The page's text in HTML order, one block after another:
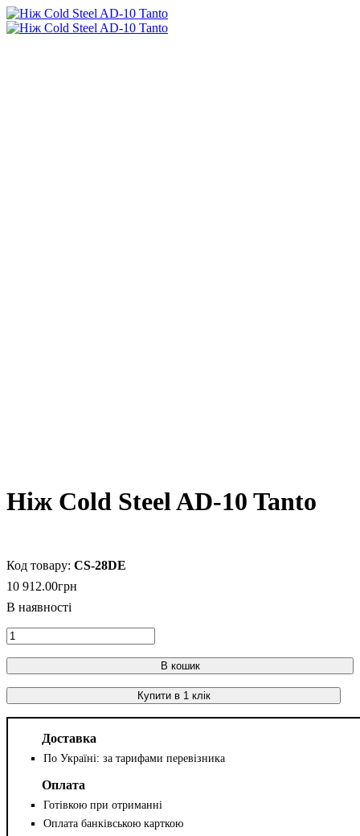
Ніж Cold Steel AD-10 Tanto
CS-28DE
10 912.00грн
В кошик
Купити в 1 клік
Доставка
По Україні: за тарифами перевізника
Оплата
Готівкою при отриманні
Оплата банківською карткою